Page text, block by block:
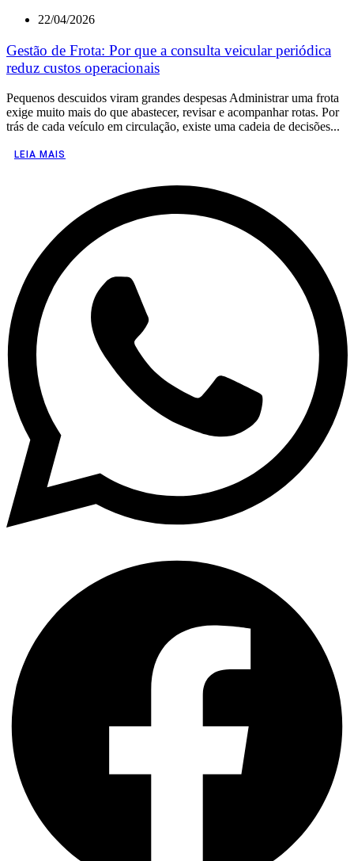
22/04/2026
Gestão de Frota: Por que a consulta veicular periódica
reduz custos operacionais
Pequenos descuidos viram grandes despesas Administrar uma frota
exige muito mais do que abastecer, revisar e acompanhar rotas. Por
trás de cada veículo em circulação, existe uma cadeia de decisões...
LEIA MAIS